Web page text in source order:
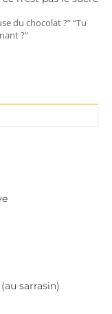
du chocolat ?” “Tu
?”
sarrasin)